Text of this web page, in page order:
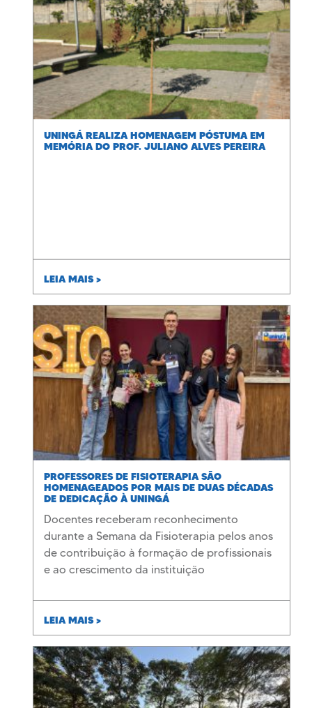
UNINGÁ REALIZA HOMENAGEM PÓSTUMA EM
MEMÓRIA DO PROF. JULIANO ALVES PEREIRA
LEIA MAIS >
PROFESSORES DE FISIOTERAPIA SÃO
HOMENAGEADOS POR MAIS DE DUAS DÉCADAS
DE DEDICAÇÃO À UNINGÁ
Docentes receberam reconhecimento
durante a Semana da Fisioterapia pelos anos
de contribuição à formação de profissionais
e ao crescimento da instituição
LEIA MAIS >